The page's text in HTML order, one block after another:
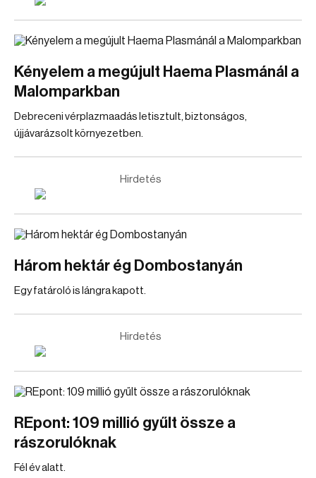
Kényelem a megújult Haema Plasmánál a
Malomparkban
Debreceni vérplazmaadás letisztult, biztonságos,
újjávarázsolt környezetben.
Hirdetés
Három hektár ég Dombostanyán
Egy fatároló is lángra kapott.
Hirdetés
REpont: 109 millió gyűlt össze a
rászorulóknak
Fél év alatt.